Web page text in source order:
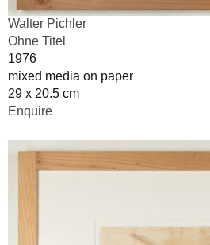
Walter Pichler
Ohne Titel
1976
mixed media on paper
29 x 20.5 cm
Enquire